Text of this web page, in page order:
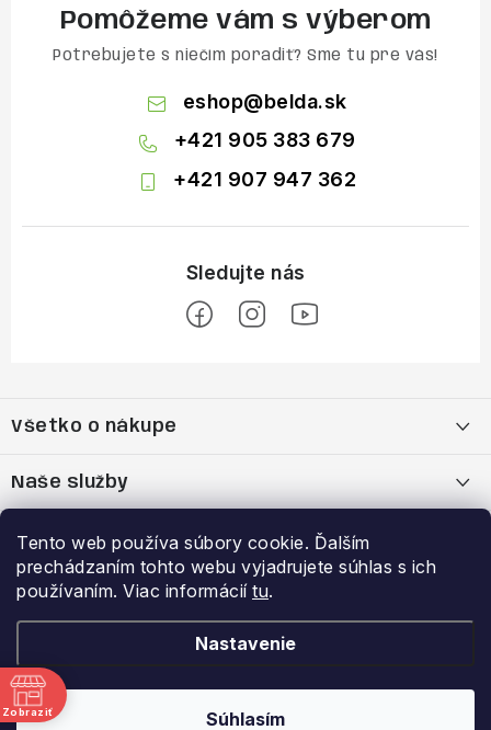
Tento web používa súbory cookie. Ďalším
prechádzaním tohto webu vyjadrujete súhlas s ich
používaním. Viac informácií tu.
Nastavenie
Súhlasím
Pomôžeme vám s výberom
Potrebujete s niečím poradiť? Sme tu pre vás!
eshop@belda.sk
+421 905 383 679
+421 907 947 362
p
t
Všetko o nákupe
OBCHODNÉ PODMIENKY
Zásady spracovania a ochrany osobných údajov
Reklamačný poriadok
Naše služby
Bootfitting - Tvarovanie Lyžiarok v Nitre
Dynamická analýza chodidla
Požičovňa lyží
Výhody a zľavy
Garancia najnižšej ceny
Prihlásenie
Belda.sk . Všetky práva vyhradené.
Zobraziť